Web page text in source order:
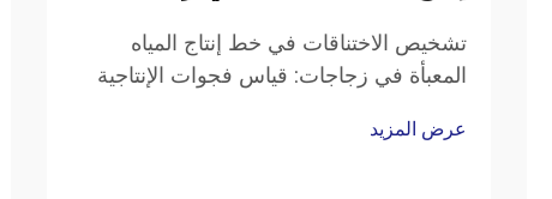
تشخيص الاختناقات في خط إنتاج المياه
المعبأة في زجاجات: قياس فجوات الإنتاجية
المنتجات، وتحليل كفاءة المعدات الشاملة
عرض المزيد